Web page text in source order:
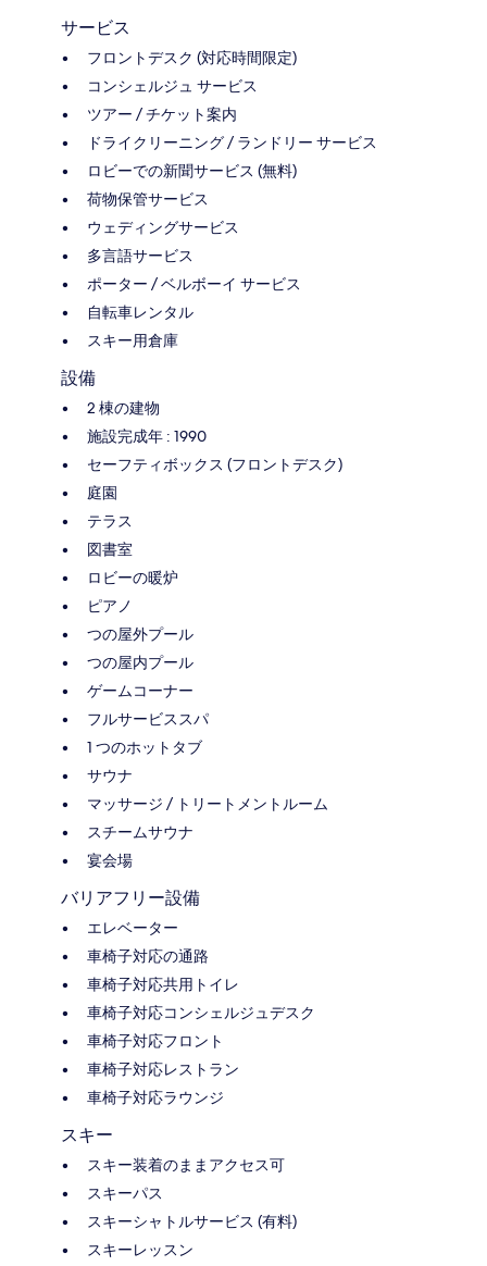
サービス
フロントデスク (対応時間限定)
コンシェルジュ サービス
ツアー / チケット案内
ドライクリーニング / ランドリー サービス
ロビーでの新聞サービス (無料)
荷物保管サービス
ウェディングサービス
多言語サービス
ポーター / ベルボーイ サービス
自転車レンタル
スキー用倉庫
設備
2 棟の建物
施設完成年 : 1990
セーフティボックス (フロントデスク)
庭園
テラス
図書室
ロビーの暖炉
ピアノ
つの屋外プール
つの屋内プール
ゲームコーナー
フルサービススパ
1 つのホットタブ
サウナ
マッサージ / トリートメントルーム
スチームサウナ
宴会場
バリアフリー設備
エレベーター
車椅子対応の通路
車椅子対応共用トイレ
車椅子対応コンシェルジュデスク
車椅子対応フロント
車椅子対応レストラン
車椅子対応ラウンジ
スキー
スキー装着のままアクセス可
スキーパス
スキーシャトルサービス (有料)
スキーレッスン